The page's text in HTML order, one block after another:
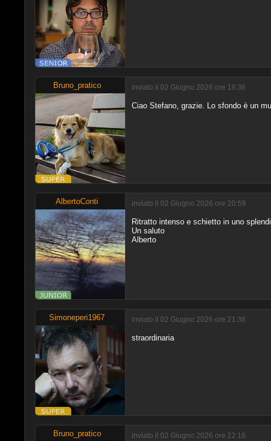
Bruno_pratico inviato il 02 Giugno 2026 ore 19:36
Ciao Stefano, grazie. Lo sfondo è un
AlbertoConti inviato il 02 Giugno 2026 ore 20:59
Ritratto intenso e schietto in uno
Un saluto
Alberto
Simoneperi1967 inviato il 02 Giugno 2026 ore 21:36
straordinaria
Bruno_pratico inviato il 02 Giugno 2026 ore 22:16